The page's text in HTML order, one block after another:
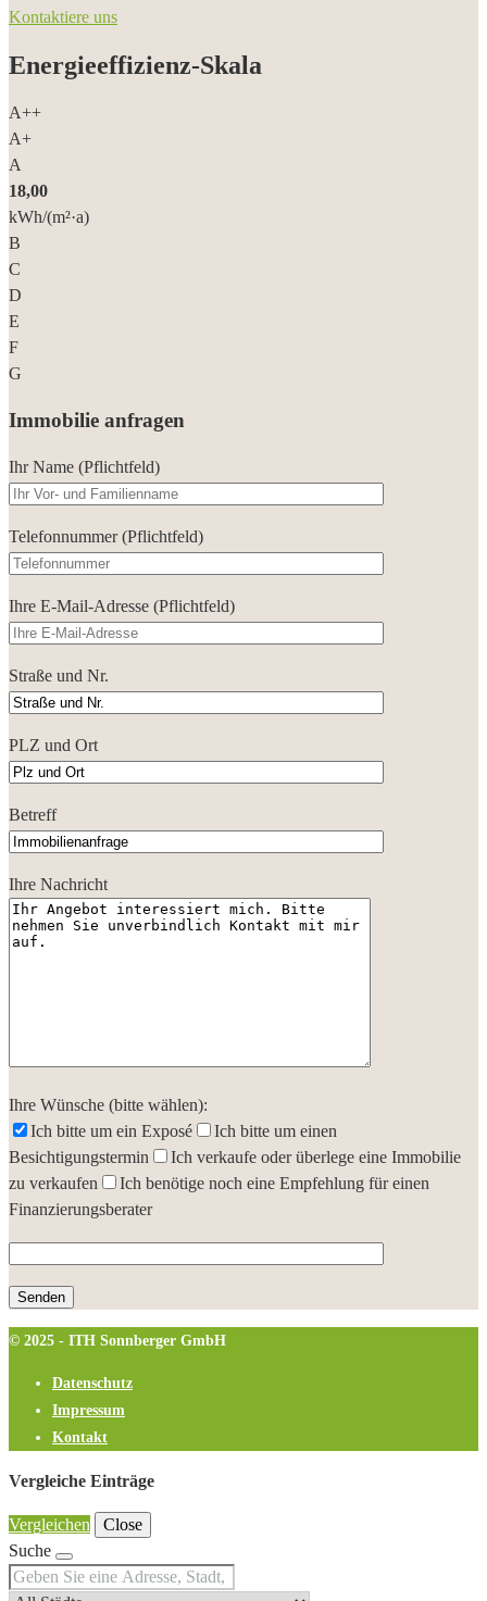
Kontaktiere uns
Energieeffizienz-Skala
A++
A+
A
18,00
kWh/(m²·a)
B
C
D
E
F
G
Immobilie anfragen
Ihr Name (Pflichtfeld)
Telefonnummer (Pflichtfeld)
Ihre E-Mail-Adresse (Pflichtfeld)
Straße und Nr.
PLZ und Ort
Betreff
Ihre Nachricht
Ihre Wünsche (bitte wählen):
Ich bitte um ein Exposé
Ich bitte um einen
Besichtigungstermin
Ich verkaufe oder überlege eine Immobilie
zu verkaufen
Ich benötige noch eine Empfehlung für einen
Finanzierungsberater
© 2025 - ITH Sonnberger GmbH
Datenschutz
Impressum
Kontakt
Vergleiche Einträge
Vergleichen
Close
Suche